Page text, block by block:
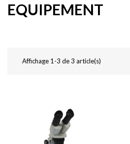
EQUIPEMENT
Affichage 1-3 de 3 article(s)